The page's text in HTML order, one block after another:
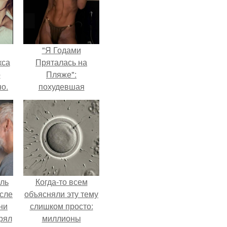
"Я Годами
Пряталась на
Пляже":
похудевшая
невестка Валерии
показала фигуру в
откровенном
купальнике.
Когда-то всем
объясняли эту тему
слишком просто:
миллионы